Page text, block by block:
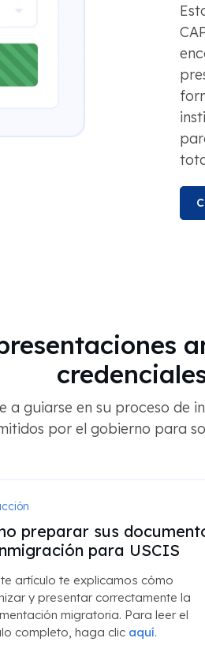
guiarse en su proceso de
por el gobierno para
preparar sus
para USCIS
artículo te explicamos cómo
y presentar correctamente la
migratoria. Para leer el
completo, haga clic aquí.